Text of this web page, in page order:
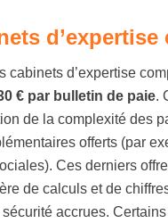
d’expertise
cabinets d’expertise
€ par bulletin de paie.
de la complexité des
offerts (par
Ces derniers
de calculs et de
accrues.